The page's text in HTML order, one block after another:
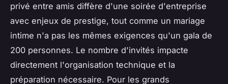
privé entre amis diffère d'une soirée d'entreprise
avec enjeux de prestige, tout comme un mariage
intime n'a pas les mêmes exigences qu'un gala de
200 personnes. Le nombre d'invités impacte
directement l'organisation technique et la
préparation nécessaire. Pour les grands